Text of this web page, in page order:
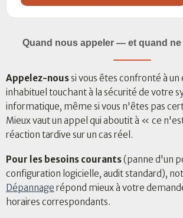
Quand nous appeler — et quand ne
Appelez-noussi vous êtes confronté à
inhabituel touchant à la sécurité de votre
informatique, même si vous n'êtes pas
Mieux vaut un appel qui aboutit à « ce
réaction tardive sur un cas réel.
Pour les besoins courants(panne d'un
configuration logicielle, audit standard),
Dépannage répond mieux à votre
horaires correspondants.